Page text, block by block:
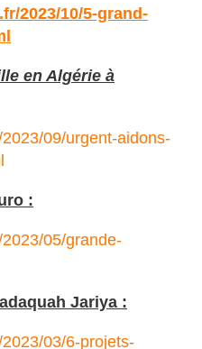
2023/10/5-grand-
en Algérie à
09/urgent-aidons-
:
05/grande-
Jariya :
03/6-projets-